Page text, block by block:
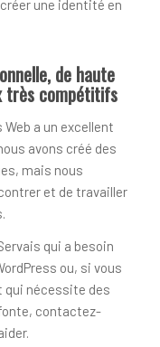
une identité en
de haute
très compétitifs
a un excellent
avons créé des
mais nous
et de travailler
qui a besoin
ou, si vous
qui nécessite des
contactez-